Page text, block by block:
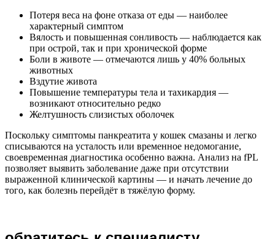
Потеря веса на фоне отказа от еды — наиболее
характерный симптом
Вялость и повышенная сонливость — наблюдается как
при острой, так и при хронической форме
Боли в животе — отмечаются лишь у 40% больных
животных
Вздутие живота
Повышение температуры тела и тахикардия —
возникают относительно редко
Желтушность слизистых оболочек
Поскольку симптомы панкреатита у кошек смазаны и легко
списываются на усталость или временное недомогание,
своевременная диагностика особенно важна. Анализ на fPL
позволяет выявить заболевание даже при отсутствии
выраженной клинической картины — и начать лечение до
того, как болезнь перейдёт в тяжёлую форму.